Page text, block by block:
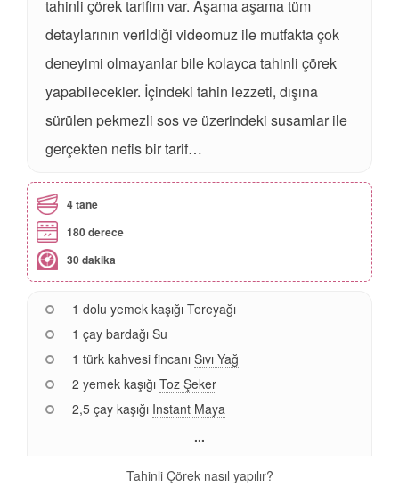
tahinli çörek tarifim var. Aşama aşama tüm
detaylarının verildiği videomuz ile mutfakta çok
deneyimi olmayanlar bile kolayca tahinli çörek
yapabilecekler. İçindeki tahin lezzeti, dışına
sürülen pekmezli sos ve üzerindeki susamlar ile
gerçekten nefis bir tarif…
4 tane
180 derece
30 dakika
1 dolu yemek kaşığı Tereyağı
1 çay bardağı Su
1 türk kahvesi fincanı Sıvı Yağ
2 yemek kaşığı Toz Şeker
2,5 çay kaşığı Instant Maya
...
Tahinli Çörek nasıl yapılır?